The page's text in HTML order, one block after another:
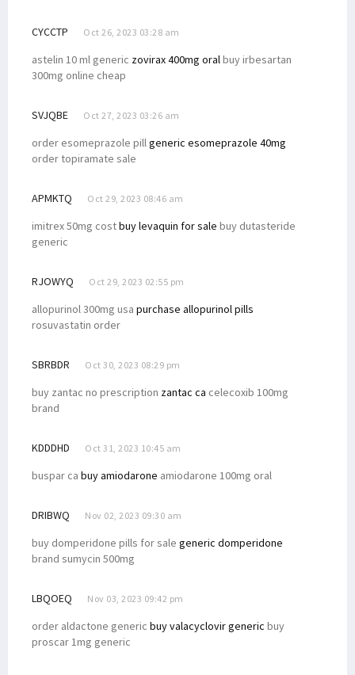
CYCCTP Oct 26, 2023 03:28 am
astelin 10 ml generic zovirax 400mg oralbuy irbesartan
300mg online cheap
SVJQBE Oct 27, 2023 03:26 am
order esomeprazole pillgeneric esomeprazole 40mg
order topiramate sale
APMKTQ Oct 29, 2023 08:46 am
imitrex 50mg costbuy levaquin for sale buy dutasteride
generic
RJOWYQ Oct 29, 2023 02:55 pm
allopurinol 300mg usa purchase allopurinol pills
rosuvastatin order
SBRBDR Oct 30, 2023 08:29 pm
buy zantac no prescription zantac ca celecoxib 100mg
brand
KDDDHD Oct 31, 2023 10:45 am
buspar ca buy amiodarone amiodarone 100mg oral
DRIBWQ Nov 02, 2023 09:30 am
buy domperidone pills for sale generic domperidone
brand sumycin 500mg
LBQOEQ Nov 03, 2023 09:42 pm
order aldactone generic buy valacyclovir generic buy
proscar 1mg generic